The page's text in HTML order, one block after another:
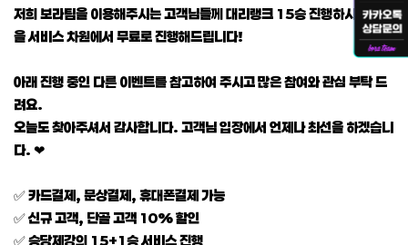
저희 보라팀을 이용해주시는 고객님들께 대리랭크 15승 진행하시면 1승
을 서비스 차원에서 무료로 진행해드립니다!
아래 진행 중인 다른 이벤트를 참고하여 주시고 많은 참여와 관심 부탁 드
려요.
오늘도 찾아주셔서 감사합니다. 고객님 입장에서 언제나 최선을 하겠습니
다. ❤
✅ 카드결제, 문상결제, 휴대폰결제 가능
✅ 신규 고객, 단골 고객 10% 할인
✅ 승당제강의 15+1승 서비스 진행